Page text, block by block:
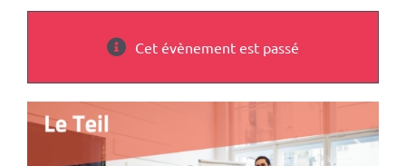
Cet évènement est passé